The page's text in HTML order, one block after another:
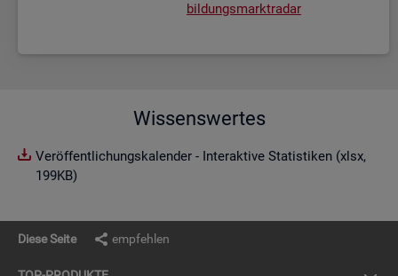
bil­dungs­markt­ra­dar
Wissenswertes
Veröffentlichungskalender - Interaktive Statistiken (xlsx,
199KB)
Diese Seite empfehlen